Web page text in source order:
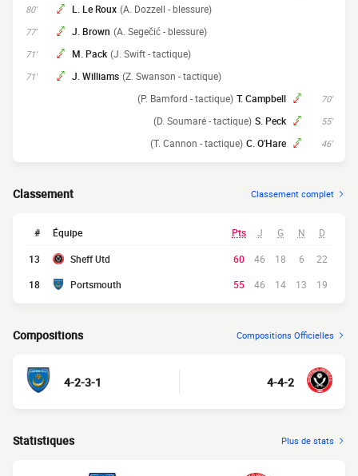
80' L. Le Roux (A. Dozzell - blessure)
77' J. Brown (A. Segečić - blessure)
71' M. Pack (J. Swift - tactique)
71' J. Williams (Z. Swanson - tactique)
70'
T. Campbell
(P. Bamford - tactique)
55'
S. Peck
(D. Soumaré - tactique)
46'
C. O'Hare
(T. Cannon - tactique)
Classement Classement complet
# Équipe Pts J G N D
13 Sheff Utd 60 46 18 6
22
18
Portsmouth 55 46 14 13 19
Compositions Compositions Officielles
4-2-3-1 4-4-2
Statistiques Plus de stats